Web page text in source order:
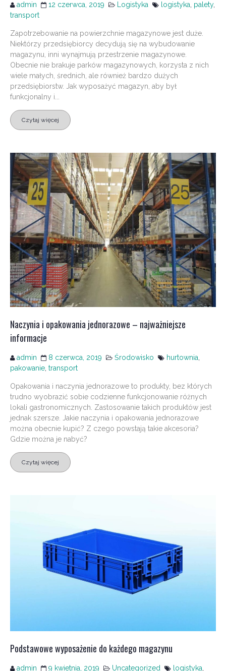
admin 12 czerwca, 2019 Logistyka logistyka, palety,
transport
Zapotrzebowanie na powierzchnie magazynowe jest duże.
Niektórzy przedsiębiorcy decydują się na wybudowanie
magazynu, inni wynajmują przestrzenie magazynowe.
Obecnie nie brakuje parków magazynowych, korzysta z nich
wiele małych, średnich, ale również bardzo dużych
przedsiębiorstw. Jak wyposażyć magazyn, aby był
funkcjonalny i...
Czytaj więcej
Naczynia i opakowania jednorazowe – najważniejsze
informacje
admin 8 czerwca, 2019 Środowisko hurtownia
pakowanie transport
Opakowania i naczynia jednorazowe to produkty, bez których
trudno wyobrazić sobie codzienne funkcjonowanie różnych
lokali gastronomicznych. Zastosowanie takich produktów jest
jednak szersze. Jakie naczynia i opakowania jednorazowe
można obecnie kupić? Z czego powstają takie akcesoria?
Gdzie można je nabyć?
Czytaj więcej
Podstawowe wyposażenie do każdego magazynu
admin 9 kwietnia, 2019 Uncategorized logistyka,